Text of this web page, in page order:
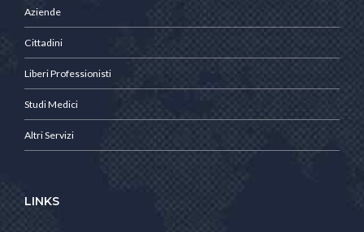
Aziende
Cittadini
Liberi Professionisti
Studi Medici
Altri Servizi
LINKS